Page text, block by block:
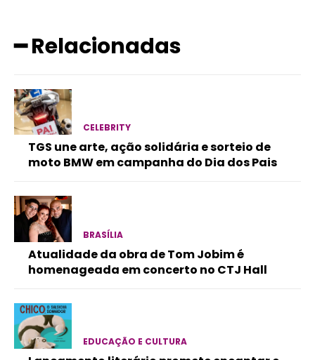
━ Relacionadas
CELEBRITY
TGS une arte, ação solidária e sorteio de
moto BMW em campanha do Dia dos Pais
BRASÍLIA
Atualidade da obra de Tom Jobim é
homenageada em concerto no CTJ Hall
EDUCAÇÃO E CULTURA